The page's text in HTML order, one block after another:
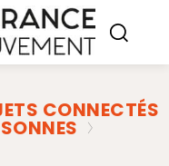
CONNECTÉS